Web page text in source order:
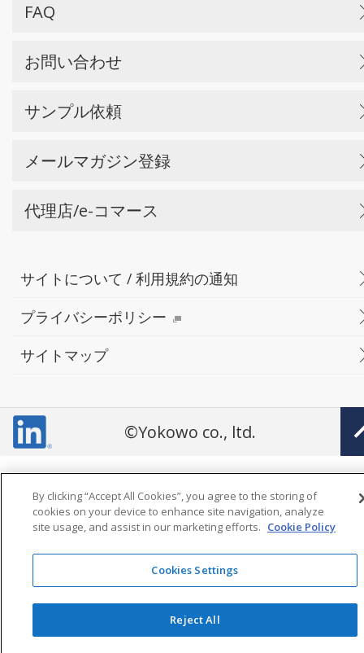
FAQ
お問い合わせ
サンプル依頼
メールマガジン登録
代理店/e-コマース
サイトについて / 利用規約の通知
プライバシーポリシー
サイトマップ
©Yokowo co., ltd.
By clicking “Accept All Cookies”, you agree to the storing of
cookies on your device to enhance site navigation, analyze
site usage, and assist in our marketing efforts. Cookie Policy
Cookies Settings
Reject All